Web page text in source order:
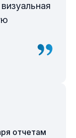
отчетам